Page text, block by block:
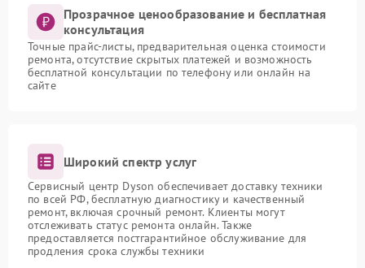
Прозрачное ценообразование и бесплатная
консультация
Точные прайс-листы, предварительная оценка стоимости
ремонта, отсутствие скрытых платежей и возможность
бесплатной консультации по телефону или онлайн на
сайте
Широкий спектр услуг
Сервисный центр Dyson обеспечивает доставку техники
по всей РФ, бесплатную диагностику и качественный
ремонт, включая срочный ремонт. Клиенты могут
отслеживать статус ремонта онлайн. Также
предоставляется постгарантийное обслуживание для
продления срока службы техники